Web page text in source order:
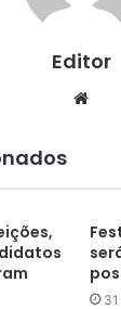
Editor